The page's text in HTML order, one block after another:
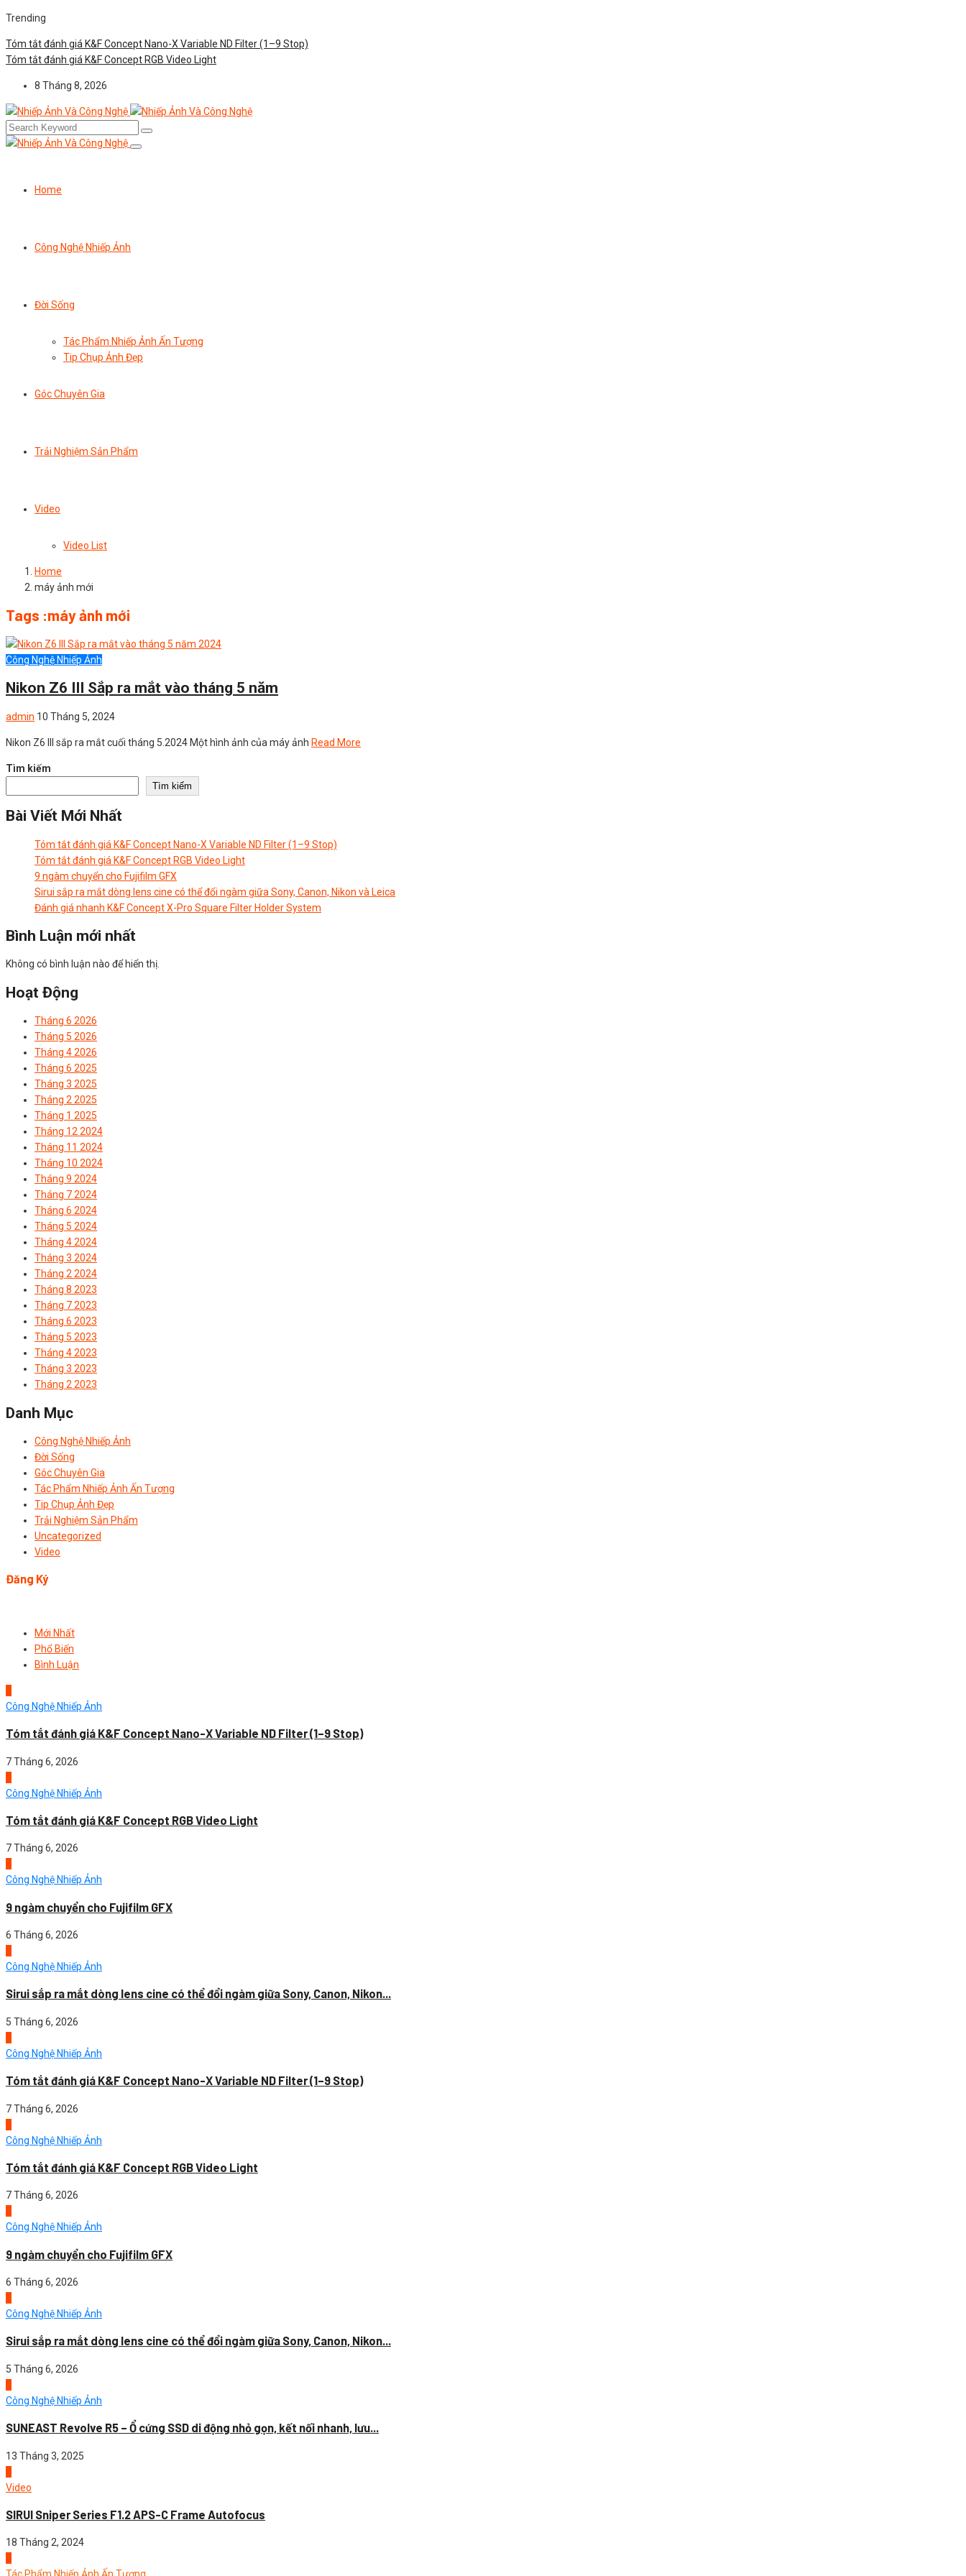
Trending
Tóm tắt đánh giá K&F Concept Nano-X Variable ND Filter (1–9 Stop)
Tóm tắt đánh giá K&F Concept RGB Video Light
8 Tháng 8, 2026
Home
Công Nghệ Nhiếp Ảnh
Đời Sống
Tác Phẩm Nhiếp Ảnh Ấn Tượng
Tip Chụp Ảnh Đẹp
Góc Chuyên Gia
Trải Nghiệm Sản Phẩm
Video
Video List
Home
máy ảnh mới
Tags :máy ảnh mới
Công Nghệ Nhiếp Ảnh
Nikon Z6 III Sắp ra mắt vào tháng 5 năm
admin 10 Tháng 5, 2024
Nikon Z6 III sắp ra mắt cuối tháng 5.2024 Một hình ảnh của máy ảnh Read More
Tìm kiếm
Tìm kiếm
Bài Viết Mới Nhất
Tóm tắt đánh giá K&F Concept Nano-X Variable ND Filter (1–9 Stop)
Tóm tắt đánh giá K&F Concept RGB Video Light
9 ngàm chuyển cho Fujifilm GFX
Sirui sắp ra mắt dòng lens cine có thể đổi ngàm giữa Sony, Canon, Nikon và Leica
Đánh giá nhanh K&F Concept X-Pro Square Filter Holder System
Bình Luận mới nhất
Không có bình luận nào để hiển thị.
Hoạt Động
Tháng 6 2026
Tháng 5 2026
Tháng 4 2026
Tháng 6 2025
Tháng 3 2025
Tháng 2 2025
Tháng 1 2025
Tháng 12 2024
Tháng 11 2024
Tháng 10 2024
Tháng 9 2024
Tháng 7 2024
Tháng 6 2024
Tháng 5 2024
Tháng 4 2024
Tháng 3 2024
Tháng 2 2024
Tháng 8 2023
Tháng 7 2023
Tháng 6 2023
Tháng 5 2023
Tháng 4 2023
Tháng 3 2023
Tháng 2 2023
Danh Mục
Công Nghệ Nhiếp Ảnh
Đời Sống
Góc Chuyên Gia
Tác Phẩm Nhiếp Ảnh Ấn Tượng
Tip Chụp Ảnh Đẹp
Trải Nghiệm Sản Phẩm
Uncategorized
Video
Đăng Ký
Mới Nhất
Phổ Biến
Bình Luận
Công Nghệ Nhiếp Ảnh
Tóm tắt đánh giá K&F Concept Nano-X Variable ND Filter (1–9 Stop)
7 Tháng 6, 2026
Công Nghệ Nhiếp Ảnh
Tóm tắt đánh giá K&F Concept RGB Video Light
7 Tháng 6, 2026
Công Nghệ Nhiếp Ảnh
9 ngàm chuyển cho Fujifilm GFX
6 Tháng 6, 2026
Công Nghệ Nhiếp Ảnh
Sirui sắp ra mắt dòng lens cine có thể đổi ngàm giữa Sony, Canon, Nikon...
5 Tháng 6, 2026
Công Nghệ Nhiếp Ảnh
Tóm tắt đánh giá K&F Concept Nano-X Variable ND Filter (1–9 Stop)
7 Tháng 6, 2026
Công Nghệ Nhiếp Ảnh
Tóm tắt đánh giá K&F Concept RGB Video Light
7 Tháng 6, 2026
Công Nghệ Nhiếp Ảnh
9 ngàm chuyển cho Fujifilm GFX
6 Tháng 6, 2026
Công Nghệ Nhiếp Ảnh
Sirui sắp ra mắt dòng lens cine có thể đổi ngàm giữa Sony, Canon, Nikon...
5 Tháng 6, 2026
Công Nghệ Nhiếp Ảnh
SUNEAST Revolve R5 – Ổ cứng SSD di động nhỏ gọn, kết nối nhanh, lưu...
13 Tháng 3, 2025
Video
SIRUI Sniper Series F1.2 APS-C Frame Autofocus
18 Tháng 2, 2024